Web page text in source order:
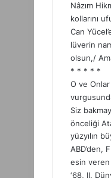
Nâzım
kollarını
Can
lüverin
olsun,/
* * * * *
O ve
Siz
önceliği
yüzyılın
ABD’den,
esin
‘68, II.